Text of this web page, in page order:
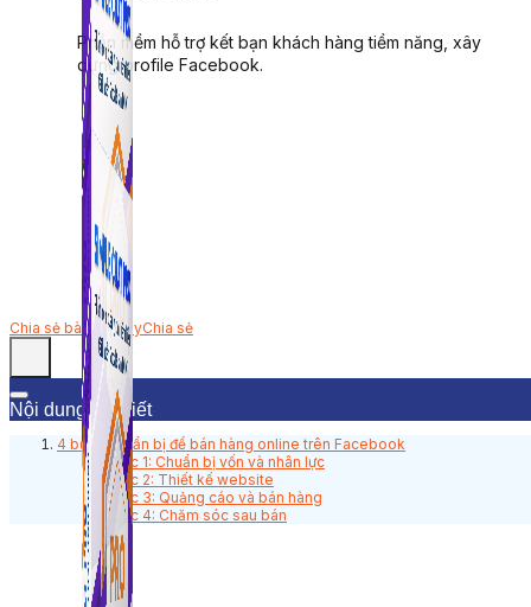
Phần mềm hỗ trợ kết bạn khách hàng tiềm năng, xây
dựng profile Facebook.
Chia sẻ bài viết nàyChia sẻ
Nội dung bài viết
4 bước chuẩn bị để bán hàng online trên Facebook
Bước 1: Chuẩn bị vốn và nhân lực
Bước 2: Thiết kế website
Bước 3: Quảng cáo và bán hàng
Bước 4: Chăm sóc sau bán